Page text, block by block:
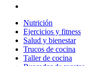
Nutrición
Ejercicios y fitness
Salud y bienestar
Trucos de cocina
Taller de cocina